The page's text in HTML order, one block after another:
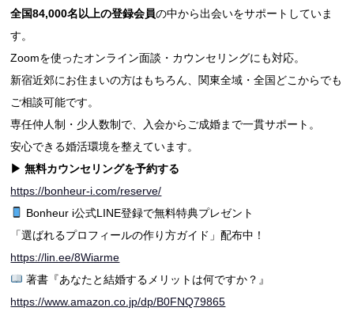
全国84,000名以上の登録会員の中から出会いをサポートしていま
す。
Zoomを使ったオンライン面談・カウンセリングにも対応。
新宿近郊にお住まいの方はもちろん、関東全域・全国どこからでも
ご相談可能です。
専任仲人制・少人数制で、入会からご成婚まで一貫サポート。
安心できる婚活環境を整えています。
▶︎ 無料カウンセリングを予約する
https://bonheur-i.com/reserve/
Bonheur i公式LINE登録で無料特典プレゼント
「選ばれるプロフィールの作り方ガイド」配布中！
https://lin.ee/8Wiarme
著書『あなたと結婚するメリットは何ですか？』
https://www.amazon.co.jp/dp/B0FNQ79865